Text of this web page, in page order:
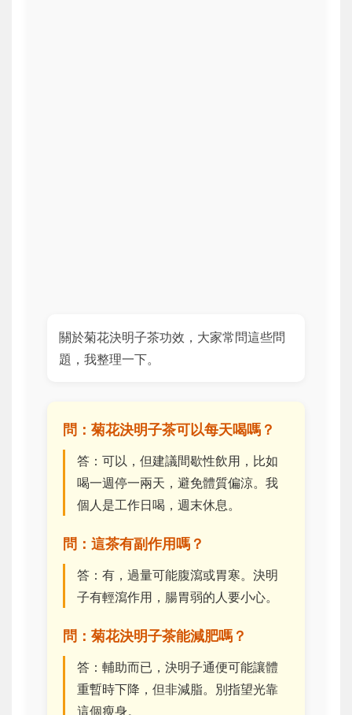
關於菊花決明子茶功效，大家常問這些問
題，我整理一下。
問：菊花決明子茶可以每天喝嗎？
答：可以，但建議間歇性飲用，比如
喝一週停一兩天，避免體質偏涼。我
個人是工作日喝，週末休息。
問：這茶有副作用嗎？
答：有，過量可能腹瀉或胃寒。決明
子有輕瀉作用，腸胃弱的人要小心。
問：菊花決明子茶能減肥嗎？
答：輔助而已，決明子通便可能讓體
重暫時下降，但非減脂。別指望光靠
這個瘦身。